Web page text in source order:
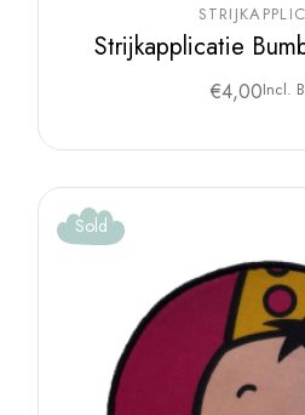
Strijkapplicatie
€4,00Incl.
Sold